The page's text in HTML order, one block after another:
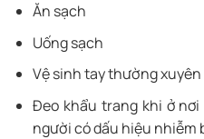
Ăn sạch
Uống sạch
Vệ sinh tay thường xuyên
Đeo khẩu trang khi ở
người có dấu hiệu nhiễm